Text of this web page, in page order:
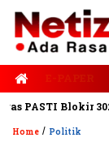
Blokir 302
Home / Politik